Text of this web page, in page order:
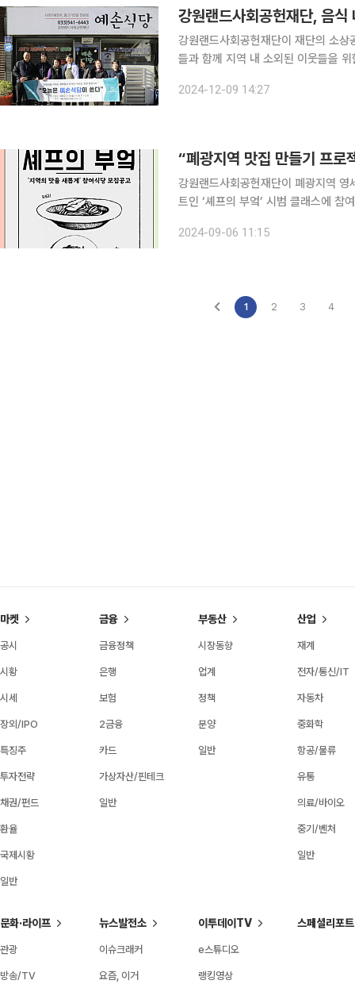
강원랜드사회공헌재단, 음식
강원랜드사회공헌재단이 재단의 소상
들과 함께 지역 내 소외된 이웃들을 위한 음
지원하는 사업으로 현재까지 총 31개
2024-12-09 14:27
강원랜드사회공헌재단이 폐광지역
트인 ‘셰프의 부엌’ 시범 클래스에 참여할 식당을
를 통해 외식업과 홍보에 대한 노하우
2024-09-06 11:15
1 2 3 4
마켓
공시
시황
시세
장외/IPO
특징주
투자전략
채권/펀드
환율
국제시황
일반
금융
금융정책
은행
보험
2금융
카드
가상자산/핀테크
일반
부동산
시장동향
업계
정책
분양
일반
산업
재계
전자/통신/IT
자동차
중화학
항공/물류
유통
의료/바이오
중기/벤처
일반
문화·라이프
관광
방송/TV
뉴스발전소
이슈크래커
요즘, 이거
이투데이TV
e스튜디오
랭킹영상
스페셜리포트